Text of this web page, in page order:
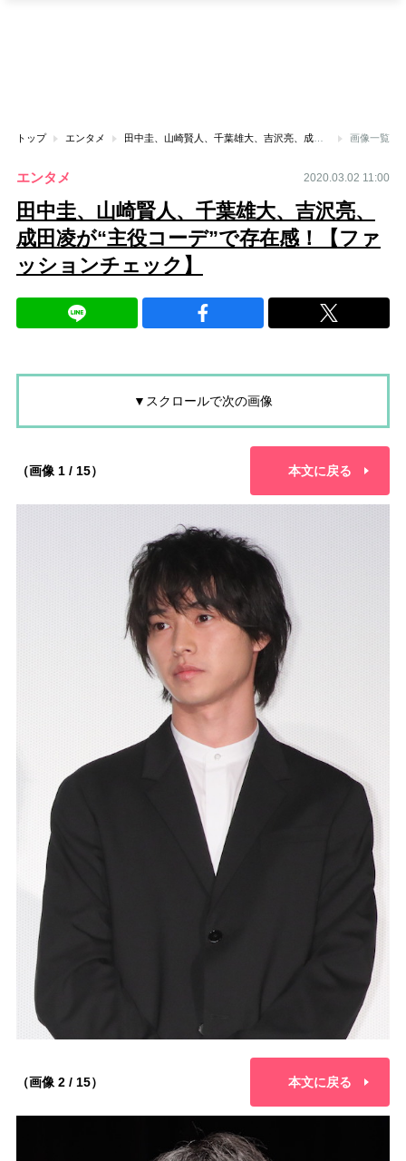
トップ エンタメ 田中圭、山崎賢人、千葉雄大、吉沢亮、成田凌が“主役コーデ”で存在感！【ファッションチェック】 画像一覧
エンタメ 2020.03.02 11:00
田中圭、山崎賢人、千葉雄大、吉沢亮、
成田凌が“主役コーデ”で存在感！【ファ
ッションチェック】
▼スクロールで次の画像
（画像 1 / 15） 本文に戻る
（画像 2 / 15） 本文に戻る